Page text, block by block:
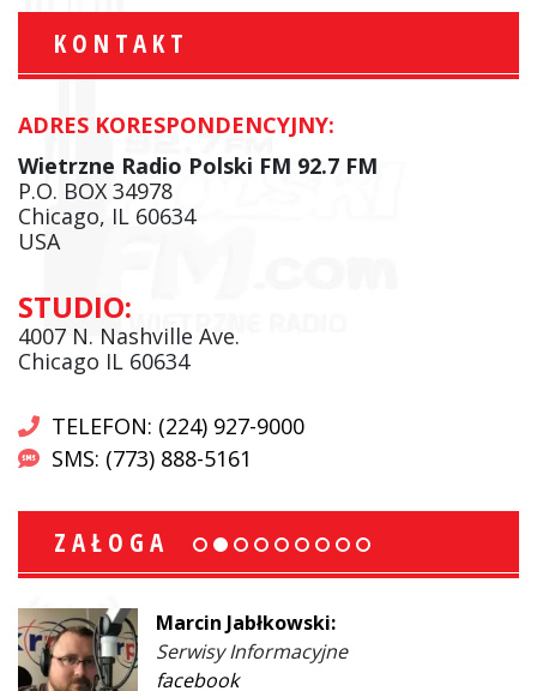
KONTAKT
ADRES KORESPONDENCYJNY:
Wietrzne Radio Polski FM 92.7 FM
P.O. BOX 34978
Chicago, IL 60634
USA
STUDIO:
4007 N. Nashville Ave.
Chicago IL 60634
TELEFON: (224) 927-9000
SMS: (773) 888-5161
ZAŁOGA
Marcin Jabłkowski:
Serwisy Informacyjne
facebook